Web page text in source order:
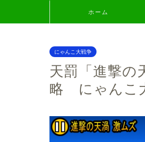
ホーム
にゃんこ大戦争
天罰「進撃
略 にゃんこ